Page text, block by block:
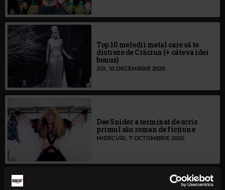
Top 10 melodii metal care să te
distreze de Crăciun (+ câteva idei
bonus)
JOI, 10 DECEMBRIE 2020
Dee Snider a terminat de scris
primul său roman de ficțiune
MIERCURI, 7 OCTOMBRIE 2020